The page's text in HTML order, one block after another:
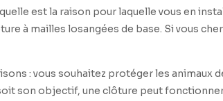
est la raison pour laquelle vous en
à mailles losangées de base. Si vous
: vous souhaitez protéger les
son objectif, une clôture peut